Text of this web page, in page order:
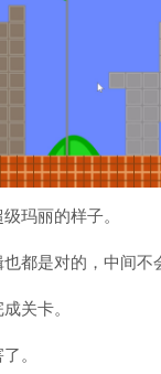
玛丽的样子。
都是对的，中间不
关卡。
。